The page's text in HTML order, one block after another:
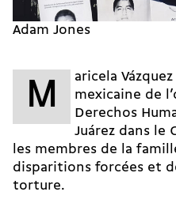
Adam Jones
M
aricela
mexicaine de
Derechos
Juárez dans le
les membres de la
disparitions forcées et
torture.